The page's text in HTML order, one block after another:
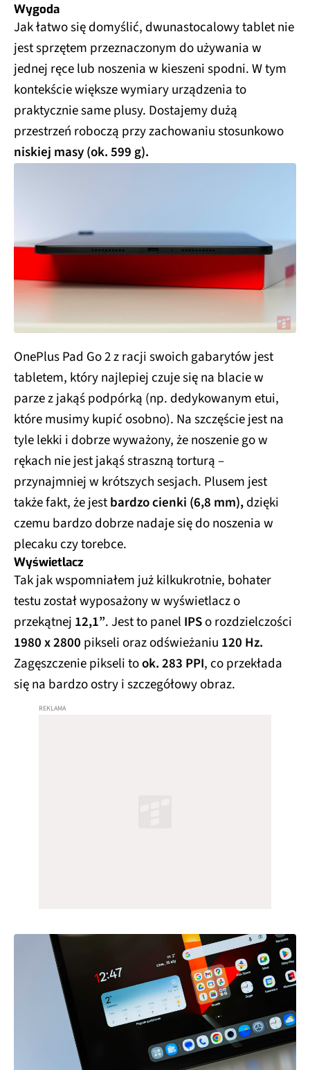
Wygoda
Jak łatwo się domyślić, dwunastocalowy tablet nie
jest sprzętem przeznaczonym do używania w
jednej ręce lub noszenia w kieszeni spodni. W tym
kontekście większe wymiary urządzenia to
praktycznie same plusy. Dostajemy dużą
przestrzeń roboczą przy zachowaniu stosunkowo
niskiej masy (ok. 599 g).
OnePlus Pad Go 2 z racji swoich gabarytów jest
tabletem, który najlepiej czuje się na blacie w
parze z jakąś podpórką (np. dedykowanym etui,
które musimy kupić osobno). Na szczęście jest na
tyle lekki i dobrze wyważony, że noszenie go w
rękach nie jest jakąś straszną torturą –
przynajmniej w krótszych sesjach. Plusem jest
także fakt, że jestbardzo cienki (6,8 mm),dzięki
czemu bardzo dobrze nadaje się do noszenia w
plecaku czy torebce.
Wyświetlacz
Tak jak wspomniałem już kilkukrotnie, bohater
testu został wyposażony w wyświetlacz o
przekątnej 12,1”. Jest to panel IPSo rozdzielczości
1980 x 2800 pikseli oraz odświeżaniu 120 Hz.
Zagęszczenie pikseli took. 283 PPI, co przekłada
się na bardzo ostry i szczegółowy obraz.